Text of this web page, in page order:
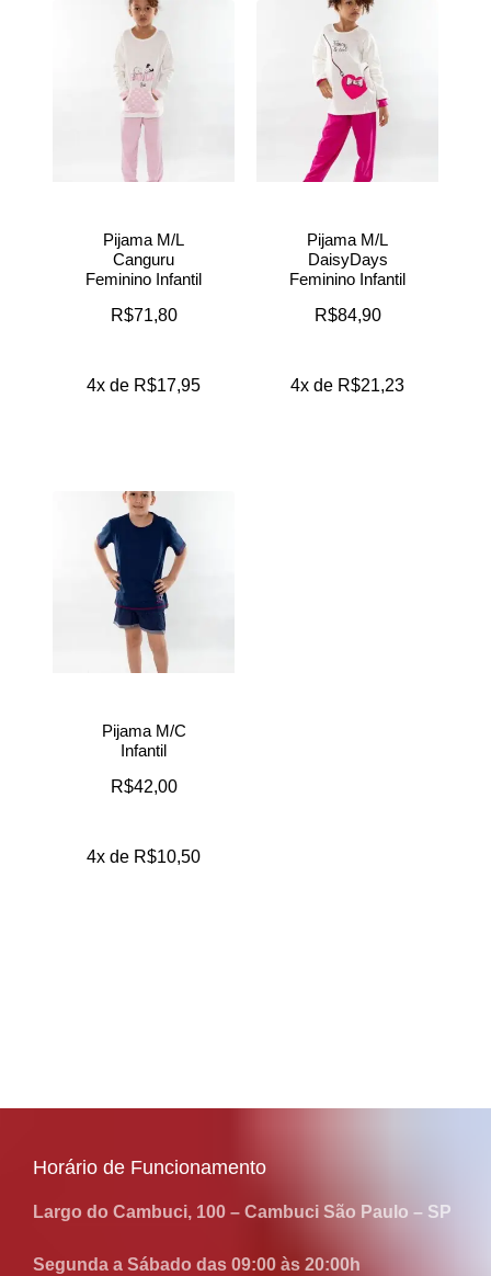
Pijama M/L
Canguru
Feminino Infantil
R$71,80
4x de R$17,95
Pijama M/L
DaisyDays
Feminino Infantil
R$84,90
4x de R$21,23
Pijama M/C
Infantil
R$42,00
4x de R$10,50
Horário de Funcionamento
Largo do Cambuci, 100 – Cambuci São Paulo – SP
Segunda a Sábado das 09:00 às 20:00h